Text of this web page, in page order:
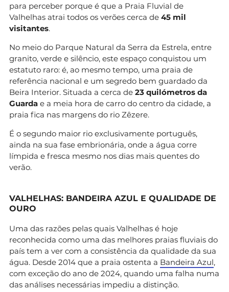
para perceber porque é que a Praia Fluvial de
Valhelhas atrai todos os verões cerca de 45 mil
visitantes.
No meio do Parque Natural da Serra da Estrela, entre
granito, verde e silêncio, este espaço conquistou um
estatuto raro: é, ao mesmo tempo, uma praia de
referência nacional e um segredo bem guardado da
Beira Interior. Situada a cerca de 23 quilómetros da
Guarda e a meia hora de carro do centro da cidade, a
praia fica nas margens do rio Zêzere.
É o segundo maior rio exclusivamente português,
ainda na sua fase embrionária, onde a água corre
límpida e fresca mesmo nos dias mais quentes do
verão.
VALHELHAS: BANDEIRA AZUL E QUALIDADE DE
OURO
Uma das razões pelas quais Valhelhas é hoje
reconhecida como uma das melhores praias fluviais do
país tem a ver com a consistência da qualidade da sua
água. Desde 2014 que a praia ostenta a Bandeira Azul,
com exceção do ano de 2024, quando uma falha numa
das análises necessárias impediu a distinção.